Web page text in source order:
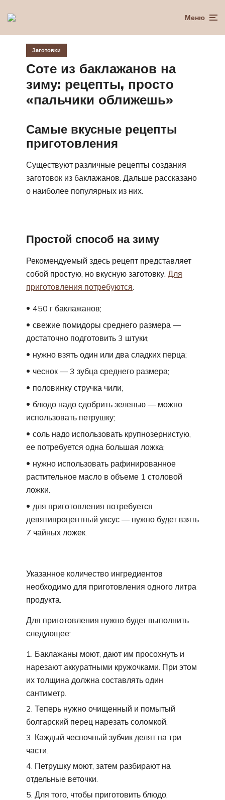
Меню
Заготовки
Соте из баклажанов на
зиму: рецепты, просто
«пальчики оближешь»
Самые вкусные рецепты
приготовления
Существуют различные рецепты создания
заготовок из баклажанов. Дальше рассказано
о наиболее популярных из них.
Простой способ на зиму
Рекомендуемый здесь рецепт представляет
собой простую, но вкусную заготовку. Для
приготовления потребуются:
450 г баклажанов;
свежие помидоры среднего размера —
достаточно подготовить 3 штуки;
нужно взять один или два сладких перца;
чеснок — 3 зубца среднего размера;
половинку стручка чили;
блюдо надо сдобрить зеленью — можно
использовать петрушку;
соль надо использовать крупнозернистую,
ее потребуется одна большая ложка;
нужно использовать рафинированное
растительное масло в объеме 1 столовой
ложки.
для приготовления потребуется
девятипроцентный уксус — нужно будет взять
7 чайных ложек.
Указанное количество ингредиентов
необходимо для приготовления одного литра
продукта.
Для приготовления нужно будет выполнить
следующее:
Баклажаны моют, дают им просохнуть и
нарезают аккуратными кружочками. При этом
их толщина должна составлять один
сантиметр.
Теперь нужно очищенный и помытый
болгарский перец нарезать соломкой.
Каждый чесночный зубчик делят на три
части.
Петрушку моют, затем разбирают на
отдельные веточки.
Для того, чтобы приготовить блюдо,